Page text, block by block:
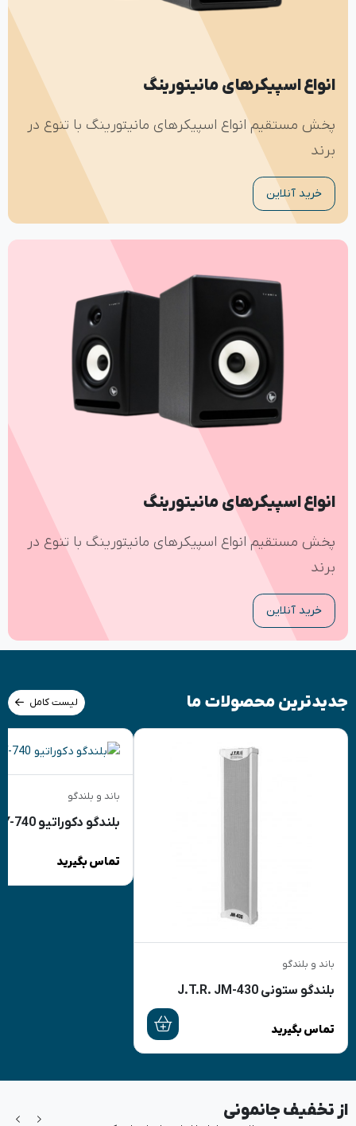
انواع اسپیکرهای مانیتورینگ
پخش مستقیم انواع اسپیکرهای مانیتورینگ با تنوع در
برند
خرید آنلاین
انواع اسپیکرهای مانیتورینگ
پخش مستقیم انواع اسپیکرهای مانیتورینگ با تنوع در
برند
خرید آنلاین
جدیدترین محصولات ما لیست کامل
باند و بلندگو
بلندگو ستونی J.T.R. JM-430
تماس بگیرید
باند و بلندگو
بلندگو دکوراتیو DYNA+ DY-740
تماس بگیرید
از تخفیف جانمونی